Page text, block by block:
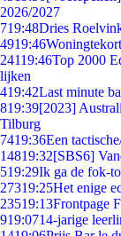
2026/2027
719:48Dries
4919:46
24119:46Top 2000
lijken
419:42Last minute
819:39[2023]
Tilburg
7419:36Een
14819:32[SBS6]
519:29Ik ga de fok-
27319:25Het enige
23519:13Frontpage
919:0714-jarige